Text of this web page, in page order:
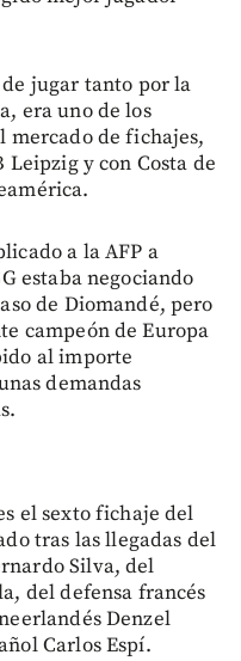
jugar tanto por la
era uno de los
mercado de fichajes,
Leipzig y con Costa de
a la AFP a
estaba negociando
de Diomandé, pero
campeón de Europa
al importe
demandas
el sexto fichaje del
tras las llegadas del
Silva, del
del defensa francés
Denzel
Carlos Espí.